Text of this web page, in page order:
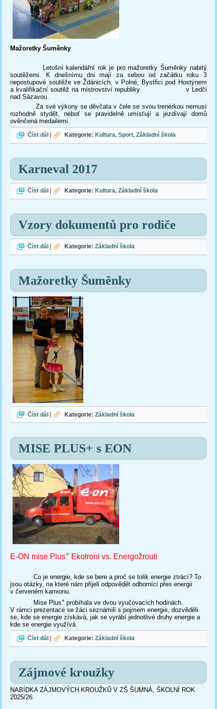
Mažoretky Šuměnky
Letošní kalendářní rok je pro mažoretky Šuměnky nabitý
soutěžemi. K dnešnímu dni mají za sebou od začátku roku 3
nepostupové soutěže ve Ždánicích, v Polné, Bystřici pod Hostýnem
a kvalifikační soutěž na mistrovství republiky v Ledči
nad Sázavou.
Za své výkony se děvčata v čele se svou trenérkou nemusí
rozhodně stydět, neboť se pravidelně umísťují a jezdívají domů
ověnčená medailemi.
Číst dál Mažoretky na mistrovské soutěži
Kategorie: Kultura Sport Základní škola
Karneval 2017
Číst dál Karneval 2017
Kategorie: Kultura Základní škola
Vzory dokumentů pro rodiče
Číst dál Vzory dokumentů pro rodiče
Kategorie:Základní škola
Mažoretky Šuměnky
Číst dál Mažoretky Šuměnky
Kategorie:Základní škola
MISE PLUS+ s EON
E-ON mise Plus+ Ekotroni vs. Energožrouti
Co je energie, kde se bere a proč se tolik energie ztrácí? To
jsou otázky, na které nám přijeli odpovědět odborníci přes energii
v červeném kamionu.
Mise Plus+ probíhala ve dvou vyučovacích hodinách.
V rámci prezentace se žáci seznámili s pojmem energie, dozvěděli
se, kde se energie získává, jak se vyrábí jednotlivé druhy energie a
kde se energie využívá.
Číst dál MISE PLUS+ s EON
Kategorie:Základní škola
Zájmové kroužky
NABÍDKA ZÁJMOVÝCH KROUŽKŮ V ZŠ ŠUMNÁ, ŠKOLNÍ ROK
2025/26